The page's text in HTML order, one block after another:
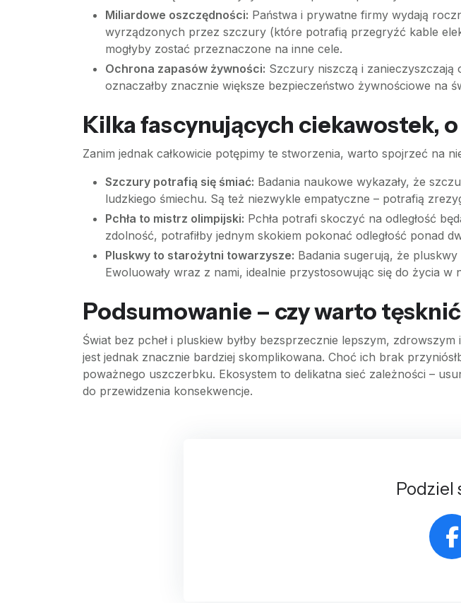
Miliardowe oszczędności: Państwa i prywatne firmy wydają
wyrządzonych przez szczury (które potrafią przegryźć kable
mogłyby zostać przeznaczone na inne cele.
Ochrona zapasów żywności: Szczury niszczą i
oznaczałby znacznie większe bezpieczeństwo żywnościowe na
Kilka fascynujących ciekawostek,
Zanim jednak całkowicie potępimy te stworzenia, warto spojrzeć na
Szczury potrafią się śmiać: Badania naukowe wykazały, że
ludzkiego śmiechu. Są też niezwykle empatyczne – potrafią
Pchła to mistrz olimpijski: Pchła potrafi skoczyć na odległość
zdolność, potrafiłby jednym skokiem pokonać odległość ponad
Pluskwy to starożytni towarzysze: Badania sugerują, że
Ewoluowały wraz z nami, idealnie przystosowując się do życia w
Podsumowanie – czy warto
Świat bez pcheł i pluskiew byłby bezsprzecznie lepszym,
jest jednak znacznie bardziej skomplikowana. Choć ich brak
poważnego uszczerbku. Ekosystem to delikatna sieć zależności –
do przewidzenia konsekwencje.
Podziel